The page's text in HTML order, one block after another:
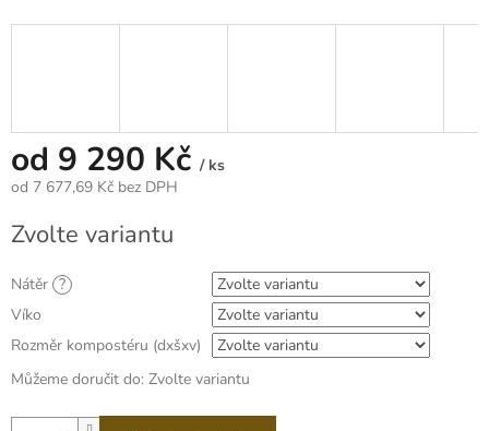
od 9 290 Kč / ks
od 7 677,69 Kč bez DPH
cena:
Zvolte variantu
Nátěr ?
Víko
Rozměr kompostéru (dxšxv)
Můžeme doručit do: Zvolte variantu